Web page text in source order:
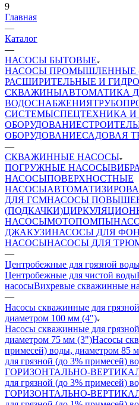
9
Главная
—
Каталог
—
НАСОСЫ БЫТОВЫЕ
НАСОСЫ ПРОМЫШЛЕННЫЕ
РАСШИРИТЕЛЬНЫЕ И
СКВАЖИНЫАВТОМАТИКА
ВОДОСНАБЖЕНИЯ
СИСТЕМЫСПЕЦТЕХНИКА И
ОБОРУДОВАНИЕ
ОБОРУДОВАНИЕСАДОВАЯ
—
СКВАЖИННЫЕ НАСОСЫ
ПОГРУЖНЫЕ НАСОСЫ
НАСОСЫПОВЕРХНОСТНЫЕ
НАСОСЫ
ДЛЯ ГСМНАСОСЫ
(ПОДКАЧКИ)
НАСОСЫМОТОПОМПЫ
ДЖАКУЗИНАСОСЫ ДЛЯ
НАСОСЫНАСОСЫ ДЛЯ
—
Центробежные для грязной
Центробежные для чистой воды
насосыВихревые скважинные
—
Насосы скважинные для
диаметром 100 мм (4")
Насосы скважинные для
диаметром 75 мм (3")Насосы
примесей) воды, диаметром 85
для грязной (до 3% примесей)
ГОРИЗОНТАЛЬНО-
для грязной (до 3% примесей)
ГОРИЗОНТАЛЬНО-